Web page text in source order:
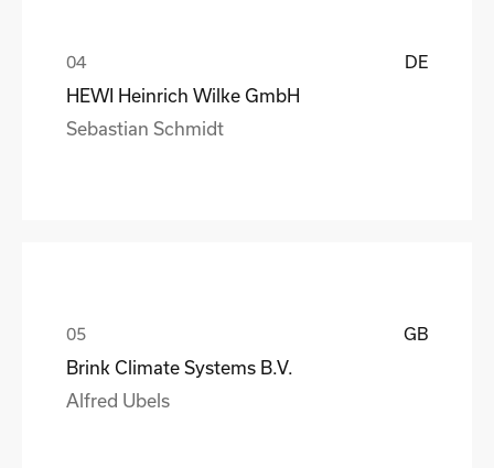
DE
HEWI Heinrich Wilke GmbH
Sebastian Schmidt
GB
Brink Climate Systems B.V.
Alfred Ubels